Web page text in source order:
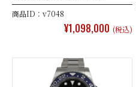
商品ID：v7048
¥1,098,000 (税込)